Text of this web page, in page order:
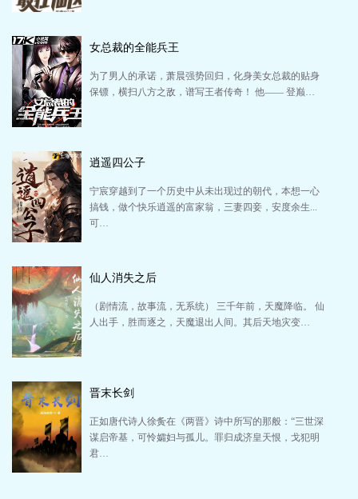
女总裁的全能兵王
为了男人的承诺，萧晨强势回归，化身美女总裁的贴身
保镖，横扫八方之敌，谱写王者传奇！ 他—— 登巅…
逍遥四公子
宁宸穿越到了一个历史中从未出现过的朝代，本想一心
搞钱，做个快乐逍遥的富家翁，三妻四妾，安度余生...
可…
仙人消失之后
（剧情流，故事流，无系统） 三千年前，天魔降临。 仙
人出手，胜而逐之，天魔退出人间。其后天地灾变…
晋末长剑
正如唐代诗人徐夤在《两晋》诗中所写的那般：“三世深
谋启帝基，可怜孀妇与孤儿。罪归成济皇天恨，戈犯明
君…